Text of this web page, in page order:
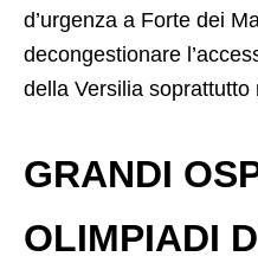
d’urgenza a Forte dei
decongestionare
della Versilia soprattutto
GRANDI
OLIMPIADI